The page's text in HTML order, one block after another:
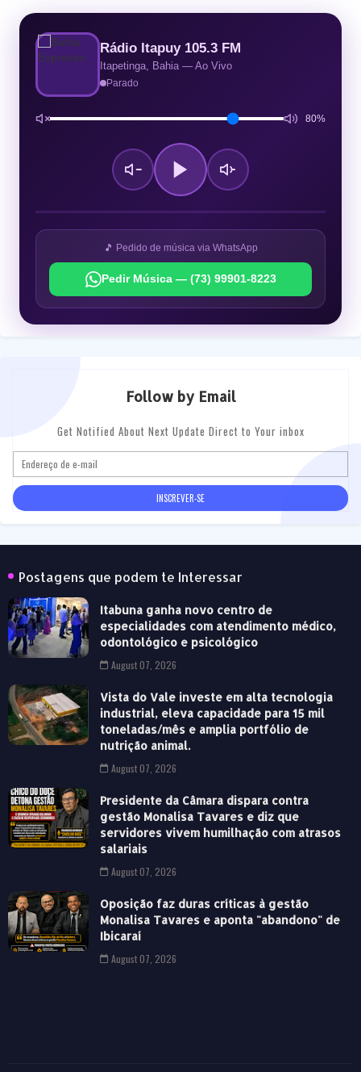
Rádio Itapuy 105.3 FM
Itapetinga, Bahia — Ao Vivo
Parado
80%
🎵 Pedido de música via WhatsApp
Pedir Música — (73) 99901-8223
Follow by Email
Get Notified About Next Update Direct to Your inbox
Postagens que podem te Interessar
Itabuna ganha novo centro de
especialidades com atendimento médico,
odontológico e psicológico
August 07, 2026
Vista do Vale investe em alta tecnologia
industrial, eleva capacidade para 15 mil
toneladas/mês e amplia portfólio de
nutrição animal.
August 07, 2026
Presidente da Câmara dispara contra
gestão Monalisa Tavares e diz que
servidores vivem humilhação com atrasos
salariais
August 07, 2026
Oposição faz duras críticas à gestão
Monalisa Tavares e aponta "abandono" de
Ibicaraí
August 07, 2026